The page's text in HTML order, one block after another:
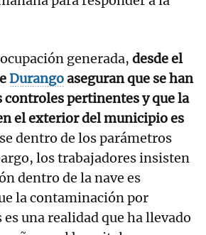
generada, desde el
Durangoaseguran que se han
controles pertinentes y que la
el exterior del municipio es
dentro de los parámetros
los trabajadores insisten
dentro de la nave es
la contaminación por
es una realidad que ha llevado